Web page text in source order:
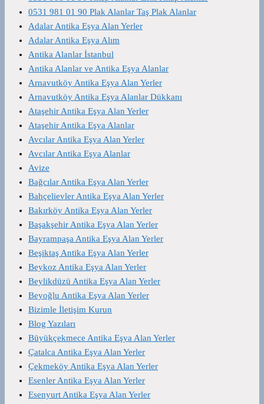
0531 981 01 90 Plak Alanlar Taş Plak Alanlar
Adalar Antika Eşya Alan Yerler
Adalar Antika Eşya Alım
Antika Alanlar İstanbul
Antika Alanlar ve Antika Eşya Alanlar
Arnavutköy Antika Eşya Alan Yerler
Arnavutköy Antika Eşya Alanlar Dükkanı
Ataşehir Antika Eşya Alan Yerler
Ataşehir Antika Eşya Alanlar
Avcılar Antika Eşya Alan Yerler
Avcılar Antika Eşya Alanlar
Avize
Bağcılar Antika Eşya Alan Yerler
Bahçelievler Antika Eşya Alan Yerler
Bakırköy Antika Eşya Alan Yerler
Başakşehir Antika Eşya Alan Yerler
Bayrampaşa Antika Eşya Alan Yerler
Beşiktaş Antika Eşya Alan Yerler
Beykoz Antika Eşya Alan Yerler
Beylikdüzü Antika Eşya Alan Yerler
Beyoğlu Antika Eşya Alan Yerler
Bizimle İletişim Kurun
Blog Yazıları
Büyükçekmece Antika Eşya Alan Yerler
Çatalca Antika Eşya Alan Yerler
Çekmeköy Antika Eşya Alan Yerler
Esenler Antika Eşya Alan Yerler
Esenyurt Antika Eşya Alan Yerler